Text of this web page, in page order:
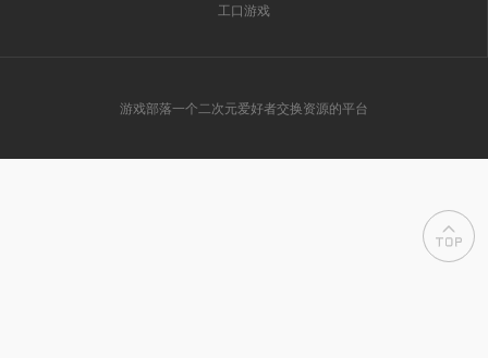
工口游戏
游戏部落一个二次元爱好者交换资源的平台